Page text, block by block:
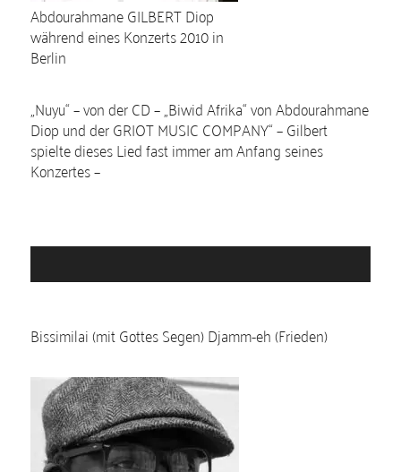
Abdourahmane GILBERT Diop
während eines Konzerts 2010 in
Berlin
„Nuyu“ – von der CD – „Biwid Afrika“ von Abdourahmane
Diop und der GRIOT MUSIC COMPANY“ – Gilbert
spielte dieses Lied fast immer am Anfang seines
Konzertes –
A
u
o
P
Bissimilai (mit Gottes Segen) Djamm-eh (Frieden)